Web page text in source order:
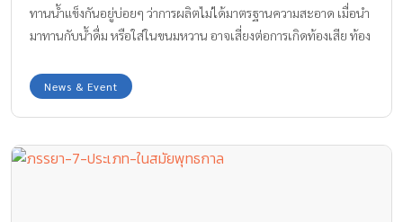
ทานน้ำแข็งกันอยู่บ่อยๆ ว่าการผลิตไม่ได้มาตรฐานความสะอาด เมื่อนำ
มาทานกับน้ำดื่ม หรือใส่ในขนมหวาน อาจเสี่ยงต่อการเกิดท้องเสีย ท้อง
คุณหมอที่อธิบายในข้อเท็จจริงเกี่ยวกับการทานน้ำแข็ง มาให้ได้ทราบ
กันค่ะ
News & Event